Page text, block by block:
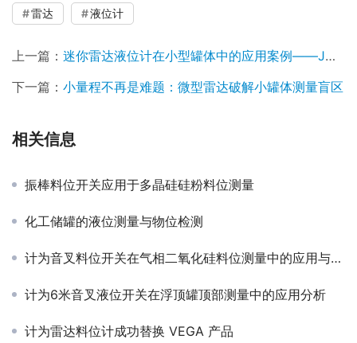
雷达 液位计
上一篇： 迷你雷达液位计在小型罐体中的应用案例——JWrada-22带显示MINI系列
下一篇： 小量程不再是难题：微型雷达破解小罐体测量盲区
相关信息
振棒料位开关应用于多晶硅硅粉料位测量
化工储罐的液位测量与物位检测
计为音叉料位开关在气相二氧化硅料位测量中的应用与优势分析
计为6米音叉液位开关在浮顶罐顶部测量中的应用分析
计为雷达料位计成功替换 VEGA 产品